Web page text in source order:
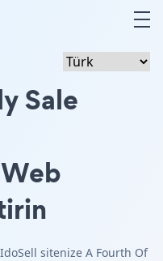
Sale
sitenize A Fourth Of